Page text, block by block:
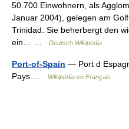
50.700 Einwohnern, als
Januar 2004), gelegen am
Trinidad. Sie beherbergt den
ein… …
Deutsch Wikipedia
Port-of-Spain — Port d
Pays …
Wikipédia en Français